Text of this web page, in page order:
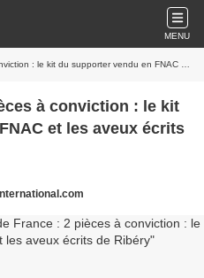
MENU
supporter vendu en FNAC et les aveux écrits de Ribéry
à conviction : le kit
et les aveux écrits